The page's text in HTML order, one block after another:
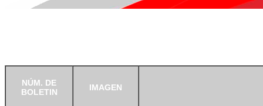
NÚM. DE
BOLETIN
IMAGEN